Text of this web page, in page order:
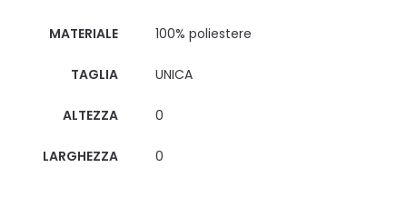
MATERIALE 100% poliestere
TAGLIA UNICA
ALTEZZA 0
LARGHEZZA 0